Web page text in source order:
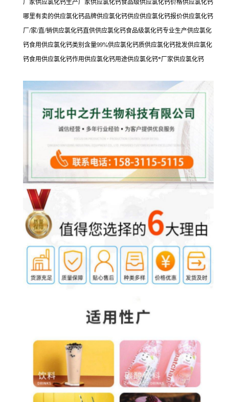
厂家供应氯化钙生产厂家供应氯化钙食品级供应氯化钙价格供应氯化钙
哪里有卖的供应氯化钙品牌供应氯化钙供应供应氯化钙报价供应氯化钙
厂/家/直/销供应氯化钙直供供应氯化钙食品级氯化钙专业生产供应氯化
钙食用供应氯化钙类别含量99%供应氯化钙质供应氯化钙批发供应氯化
钙食用供应氯化钙作用供应氯化钙用途供应氯化钙*厂家供应氯化钙